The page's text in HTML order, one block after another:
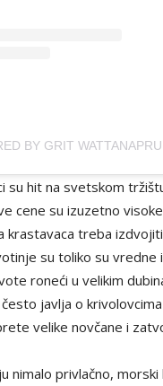
su hit na svetskom
cene su izuzetno
krastavaca treba
su toliko su vredne
roneći u velikim
javlja o
velike novčane i
nimalo privlačno, morski